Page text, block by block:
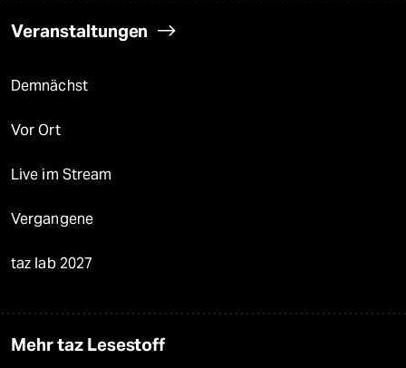
Veranstaltungen
Demnächst
Vor Ort
Live im Stream
Vergangene
taz lab 2027
Mehr taz Lesestoff